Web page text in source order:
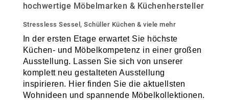
hochwertige Möbelmarken & Küchenhersteller
Stressless Sessel, Schüller Küchen & viele mehr
In der ersten Etage erwartet Sie höchste
Küchen- und Möbelkompetenz in einer großen
Ausstellung. Lassen Sie sich von unserer
komplett neu gestalteten Ausstellung
inspirieren. Hier finden Sie die aktuellsten
Wohnideen und spannende Möbelkollektionen.